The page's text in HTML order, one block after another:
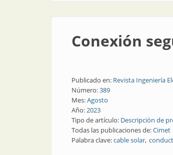
Conexión
Publicado en: Revista Ingeniería
Número:389
Mes:Agosto
Año:2023
Tipo de artículo: Descripción de
Todas las publicaciones de:Cimet
Palabra clave:cable solar